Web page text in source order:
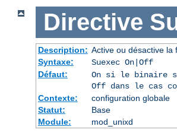
Directive
Description: Active ou désactive la
Syntaxe:
Suexec On|Off
Défaut:
On si le binaire
Off dans le cas
Contexte:
configuration globale
Statut:
Base
Module:
mod_unixd